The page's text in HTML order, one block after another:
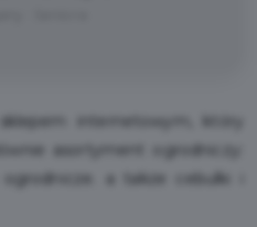
internetowym, który
asortyment ogrodniczy:
ogrodnicze. a także cebulki i